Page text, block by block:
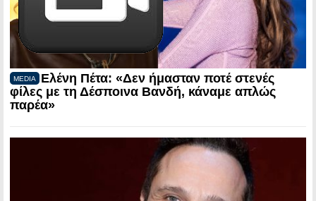
MEDIA
Ελένη Πέτα: «Δεν ήμασταν ποτέ στενές
φίλες με τη Δέσποινα Βανδή, κάναμε απλώς
παρέα»